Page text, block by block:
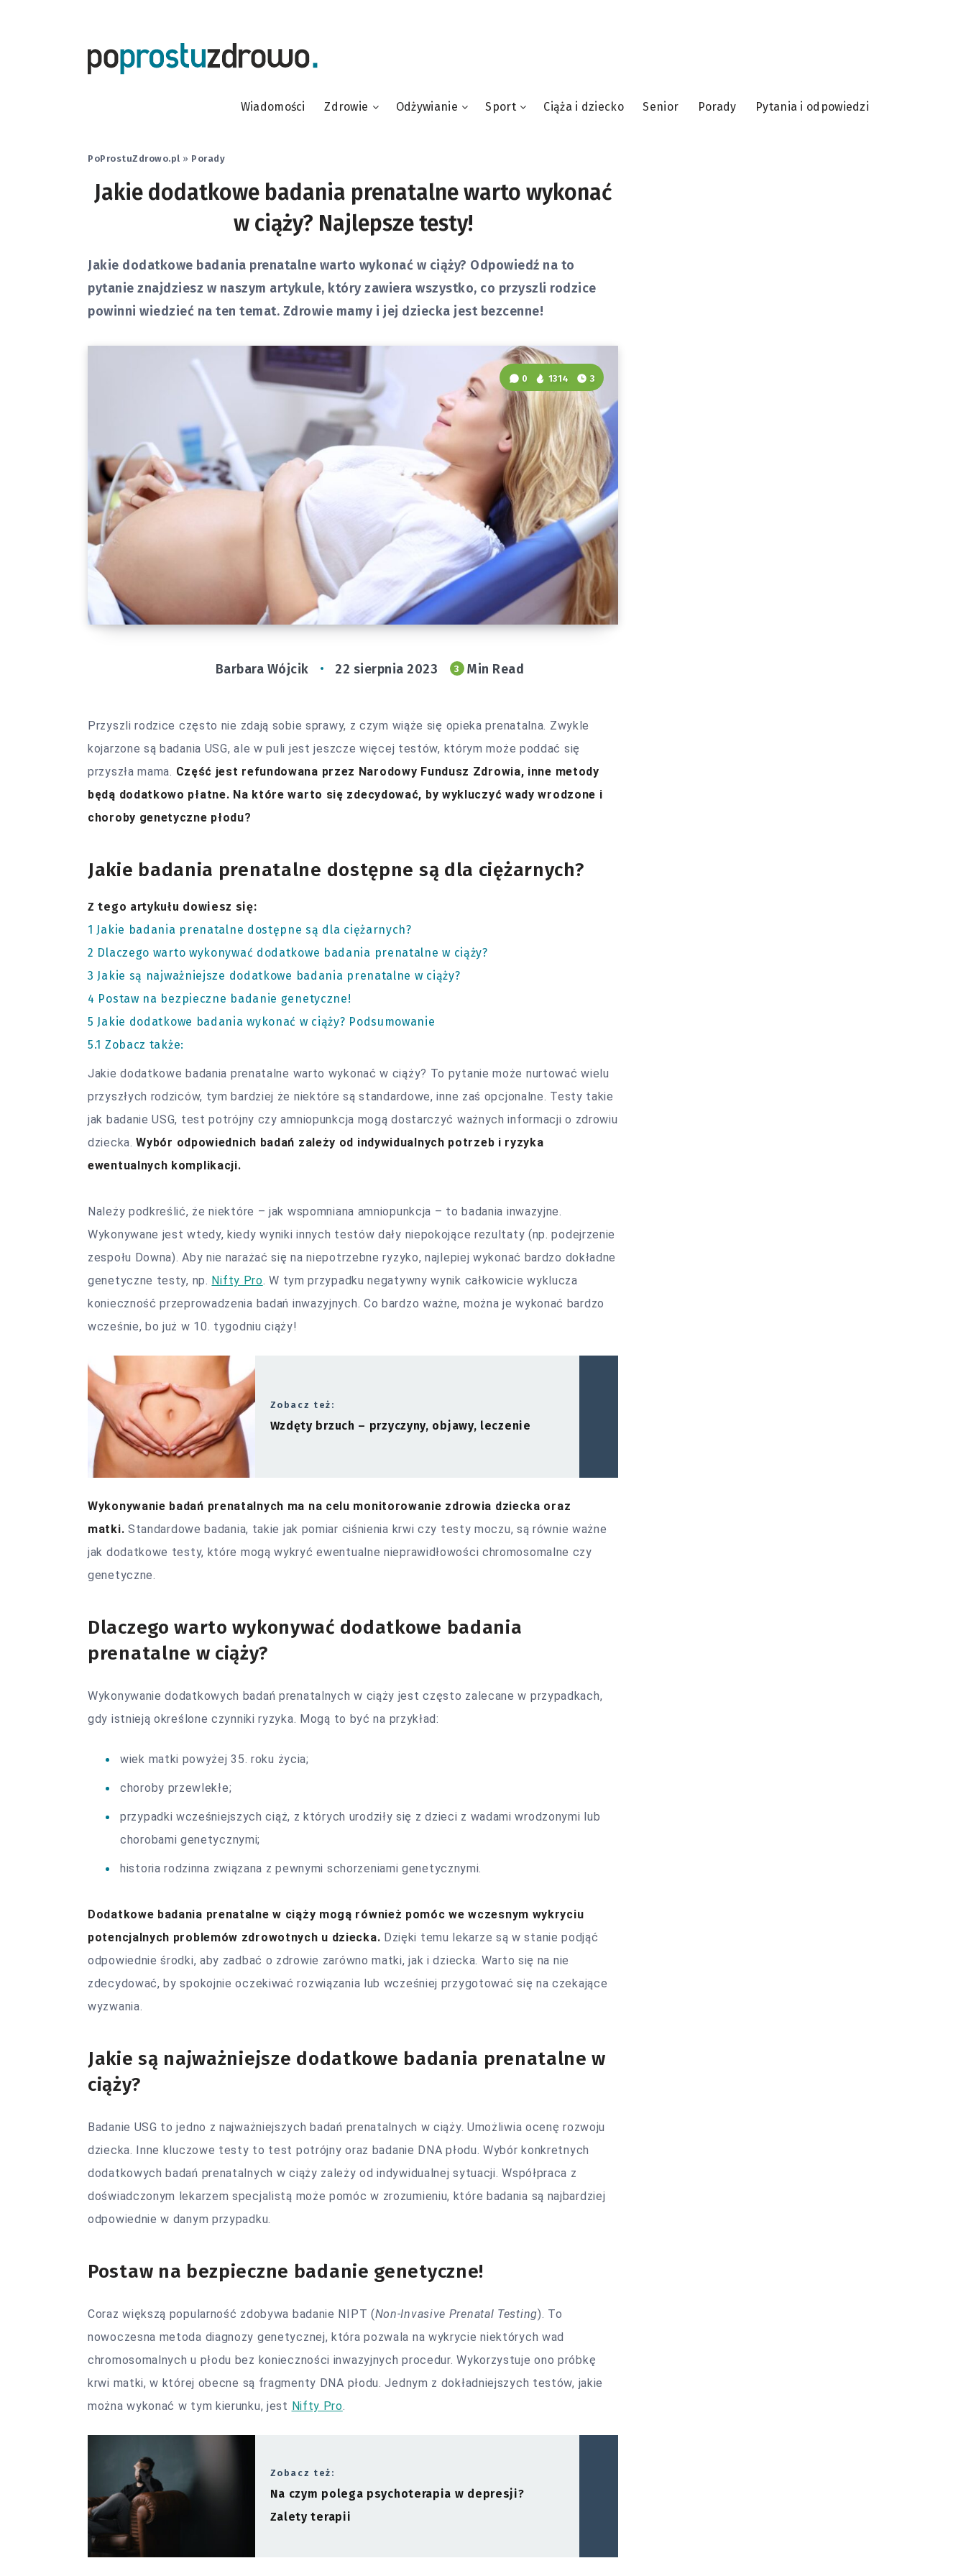
Wiadomości Zdrowie Odżywianie Sport Ciąża i dziecko Senior Porady Pytania i odpowiedzi
PoProstuZdrowo.pl » Porady
Jakie dodatkowe badania prenatalne warto wykonać
w ciąży? Najlepsze testy!
Jakie dodatkowe badania prenatalne warto wykonać w ciąży? Odpowiedź na to
pytanie znajdziesz w naszym artykule, który zawiera wszystko, co przyszli rodzice
powinni wiedzieć na ten temat. Zdrowie mamy i jej dziecka jest bezcenne!
0 1314 3
Barbara Wójcik 22 sierpnia 2023 3 Min Read
Przyszli rodzice często nie zdają sobie sprawy, z czym wiąże się opieka prenatalna. Zwykle
kojarzone są badania USG, ale w puli jest jeszcze więcej testów, którym może poddać się
przyszła mama. Część jest refundowana przez Narodowy Fundusz Zdrowia, inne metody
będą dodatkowo płatne. Na które warto się zdecydować, by wykluczyć wady wrodzone i
choroby genetyczne płodu?
Jakie badania prenatalne dostępne są dla ciężarnych?
Z tego artykułu dowiesz się:
1 Jakie badania prenatalne dostępne są dla ciężarnych?
2 Dlaczego warto wykonywać dodatkowe badania prenatalne w ciąży?
3 Jakie są najważniejsze dodatkowe badania prenatalne w ciąży?
4 Postaw na bezpieczne badanie genetyczne!
5 Jakie dodatkowe badania wykonać w ciąży? Podsumowanie
5.1 Zobacz także:
Jakie dodatkowe badania prenatalne warto wykonać w ciąży? To pytanie może nurtować wielu
przyszłych rodziców, tym bardziej że niektóre są standardowe, inne zaś opcjonalne. Testy takie
jak badanie USG, test potrójny czy amniopunkcja mogą dostarczyć ważnych informacji o zdrowiu
dziecka.Wybór odpowiednich badań zależy od indywidualnych potrzeb i ryzyka
ewentualnych komplikacji.
Należy podkreślić, że niektóre – jak wspomniana amniopunkcja – to badania inwazyjne.
Wykonywane jest wtedy, kiedy wyniki innych testów dały niepokojące rezultaty (np. podejrzenie
zespołu Downa). Aby nie narażać się na niepotrzebne ryzyko, najlepiej wykonać bardzo dokładne
genetyczne testy, np. Nifty Pro. W tym przypadku negatywny wynik całkowicie wyklucza
konieczność przeprowadzenia badań inwazyjnych. Co bardzo ważne, można je wykonać bardzo
wcześnie, bo już w 10. tygodniu ciąży!
Zobacz też:
Wzdęty brzuch – przyczyny, objawy, leczenie
Wykonywanie badań prenatalnych ma na celu monitorowanie zdrowia dziecka oraz
matki. Standardowe badania, takie jak pomiar ciśnienia krwi czy testy moczu, są równie ważne
jak dodatkowe testy, które mogą wykryć ewentualne nieprawidłowości chromosomalne czy
genetyczne.
Dlaczego warto wykonywać dodatkowe badania
prenatalne w ciąży?
Wykonywanie dodatkowych badań prenatalnych w ciąży jest często zalecane w przypadkach,
gdy istnieją określone czynniki ryzyka. Mogą to być na przykład:
wiek matki powyżej 35. roku życia;
choroby przewlekłe;
przypadki wcześniejszych ciąż, z których urodziły się zdzieci z wadami wrodzonymi lub
chorobami genetycznymi;
historia rodzinna związana z pewnymi schorzeniami genetycznymi.
Dodatkowe badania prenatalne w ciąży mogą również pomóc we wczesnym wykryciu
potencjalnych problemów zdrowotnych u dziecka. Dzięki temu lekarze są w stanie podjąć
odpowiednie środki, aby zadbać o zdrowie zarówno matki, jak i dziecka. Warto się na nie
zdecydować, by spokojnie oczekiwać rozwiązania lub wcześniej przygotować się na czekające
wyzwania.
Jakie są najważniejsze dodatkowe badania prenatalne w
ciąży?
Badanie USG to jedno z najważniejszych badań prenatalnych w ciąży. Umożliwia ocenę rozwoju
dziecka. Inne kluczowe testy to test potrójny oraz badanie DNA płodu. Wybór konkretnych
dodatkowych badań prenatalnych w ciąży zależy od indywidualnej sytuacji. Współpraca z
doświadczonym lekarzem specjalistą może pomóc w zrozumieniu, które badania są najbardziej
odpowiednie w danym przypadku.
Postaw na bezpieczne badanie genetyczne!
Coraz większą popularność zdobywa badanie NIPT (Non-Invasive Prenatal Testing). To
nowoczesna metoda diagnozy genetycznej, która pozwala na wykrycie niektórych wad
chromosomalnych u płodu bez konieczności inwazyjnych procedur. Wykorzystuje ono próbkę
krwi matki, w której obecne są fragmenty DNA płodu. Jednym z dokładniejszych testów, jakie
można wykonać w tym kierunku, jest Nifty Pro.
Zobacz też:
Na czym polega psychoterapia w depresji?
Zalety terapii